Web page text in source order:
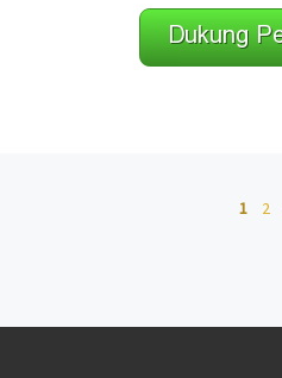
Posts navigation
1 2